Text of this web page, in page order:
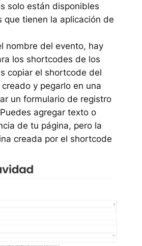
solo están disponibles
que tienen la aplicación de
nombre del evento, hay
los shortcodes de los
copiar el shortcode del
y pegarlo en una
un formulario de registro
agregar texto o
de tu página, pero la
creada por el shortcode